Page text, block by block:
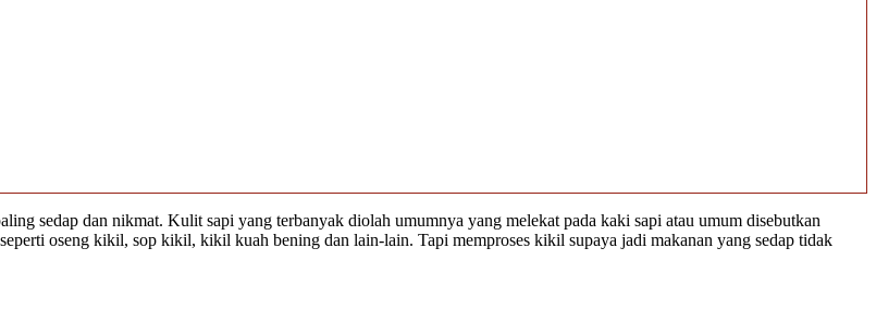
sedap dan nikmat. Kulit sapi yang terbanyak diolah umumnya yang melekat pada kaki sapi atau umum disebutkan
oseng kikil, sop kikil, kikil kuah bening dan lain-lain. Tapi memproses kikil supaya jadi makanan yang sedap tidak